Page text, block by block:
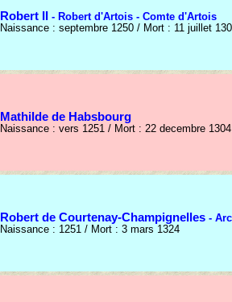
Robert II - Robert d'Artois - Comte d'Artois
Naissance : septembre 1250 / Mort : 11 juillet
Mathilde de Habsbourg
Naissance : vers 1251 / Mort : 22 decembre 1304
Robert de Courtenay-Champignelles -
Naissance : 1251 / Mort : 3 mars 1324